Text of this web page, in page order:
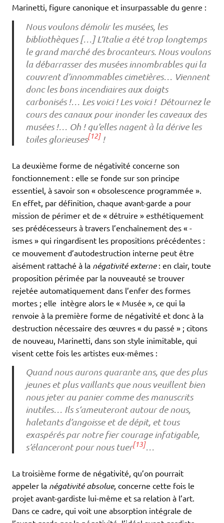
Marinetti, figure canonique et insurpassable du genre :
Nous voulons démolir les musées, les
bibliothèques […] L’Italie a été trop longtemps
le grand marché des brocanteurs. Nous voulons
la débarrasser des musées innombrables qui la
couvrent d’innommables cimetières… Viennent
donc les bons incendiaires aux doigts
carbonisés !… Les voici ! Les voici ! Détournez le
cours des canaux pour inonder les caveaux des
musées !… Oh ! qu’elles nagent à la dérive les
toiles glorieuses[12]!
La deuxième forme de négativité concerne son
fonctionnement : elle se fonde sur son principe
essentiel, à savoir son « obsolescence programmée ».
En effet, par définition, chaque avant-garde a pour
mission de périmer et de « détruire » esthétiquement
ses prédécesseurs à travers l’enchaînement des « -
ismes » qui ringardisent les propositions précédentes :
ce mouvement d’autodestruction interne peut être
aisément rattaché à la négativité externe: en clair, toute
proposition périmée par la nouveauté se trouver
rejetée automatiquement dans l’enfer des formes
mortes ; elle intègre alors le « Musée », ce qui la
renvoie à la première forme de négativité et donc à la
destruction nécessaire des œuvres « du passé » ; citons
de nouveau, Marinetti, dans son style inimitable, qui
visent cette fois les artistes eux-mêmes :
Quand nous aurons quarante ans, que des plus
jeunes et plus vaillants que nous veuillent bien
nous jeter au panier comme des manuscrits
inutiles… Ils s‘ameuteront autour de nous,
haletants d’angoisse et de dépit, et tous
exaspérés par notre fier courage infatigable,
s’élanceront pour nous tuer[13]…
La troisième forme de négativité, qu’on pourrait
appeler la négativité absolue, concerne cette fois le
projet avant-gardiste lui-même et sa relation à l’art.
Dans ce cadre, qui voit une absorption intégrale de